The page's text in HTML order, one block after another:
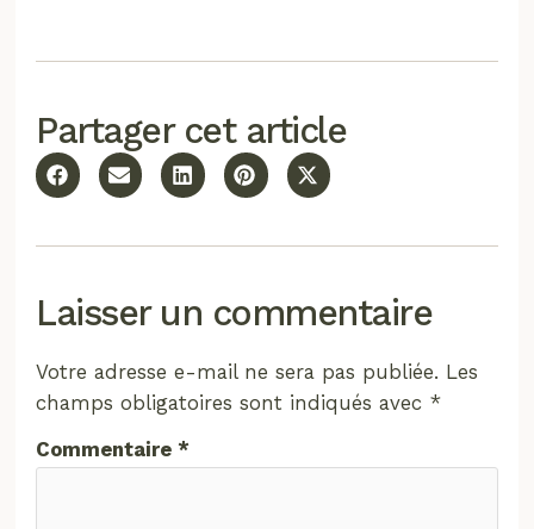
Partager cet article
Laisser un commentaire
Votre adresse e-mail ne sera pas publiée. Les
champs obligatoires sont indiqués avec *
Commentaire*